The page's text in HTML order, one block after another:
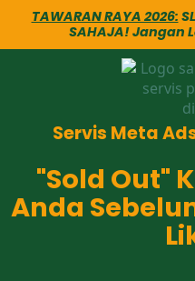
TAWARAN RAYA 2026:
SAHAJA! Jangan
Servis Meta
"Sold Out"
Anda